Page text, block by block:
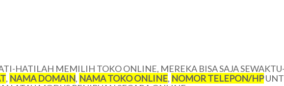
HATILAH MEMILIH TOKO ONLINE, MEREKA BISA SAJA
, NAMA DOMAIN, NAMA TOKO ONLINE, NOMOR TELEPON/HP